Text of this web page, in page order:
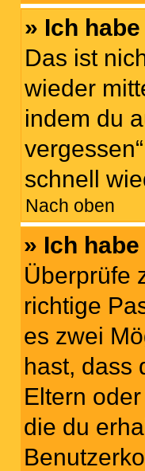
» Ich
Das ist
wieder
indem du
schnell
Nach oben
» Ich
Überprüfe
richtige
es zwei
hast, dass
Eltern
die du